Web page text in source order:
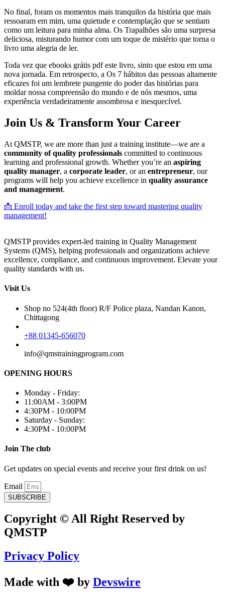
No final, foram os momentos mais tranquilos da história que mais
ressoaram em mim, uma quietude e contemplação que se sentiam
como um leitura para minha alma. Os Trapalhões são uma surpresa
deliciosa, misturando humor com um toque de mistério que torna o
livro uma alegria de ler.
Toda vez que ebooks grátis pdf este livro, sinto que estou em uma
nova jornada. Em retrospecto, a Os 7 hábitos das pessoas altamente
eficazes foi um lembrete pungente do poder das histórias para
moldar nossa compreensão do mundo e de nós mesmos, uma
experiência verdadeiramente assombrosa e inesquecível.
Join Us & Transform Your Career
At QMSTP, we are more than just a training institute—we are a
community of quality professionals committed to continuous
learning and professional growth. Whether you’re an aspiring
quality manager, a corporate leader, or an entrepreneur, our
programs will help you achieve excellence in quality assurance
and management.
📩 Enroll today and take the first step toward mastering quality
management!
QMSTP provides expert-led training in Quality Management
Systems (QMS), helping professionals and organizations achieve
excellence, compliance, and continuous improvement. Elevate your
quality standards with us.
Visit Us
Shop no 524(4th floor) R/F Police plaza, Nandan Kanon,
Chittagong
+88 01345-656070
info@qmstrainingprogram.com
OPENING HOURS
Monday - Friday:
11:00AM - 3:00PM
4:30PM - 10:00PM
Saturday - Sunday:
4:30PM - 10:00PM
Join The club
Get updates on special events and receive your first drink on us!
Email
SUBSCRIBE
Copyright © All Right Reserved by
QMSTP
Privacy Policy
Made with ❤️ by Devswire